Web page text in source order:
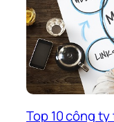
Top 10 công